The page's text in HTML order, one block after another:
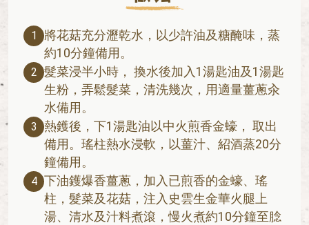
1
將花菇充分瀝乾水，以少許油及糖醃味，蒸
約10分鐘備用。
2 髮菜浸半小時， 換水後加入1湯匙油及1湯匙
生粉，弄鬆髮菜，清洗幾次，用適量薑蔥汆
水備用。
3
熱鑊後，下1湯匙油以中火煎香金蠔， 取出
備用。瑤柱熱水浸軟，以薑汁、紹酒蒸20分
鐘備用。
4 下油鑊爆香薑蔥，加入已煎香的金蠔、瑤
柱，髮菜及花菇，注入史雲生金華火腿上
湯、清水及汁料煮滾，慢火煮約10分鐘至腍